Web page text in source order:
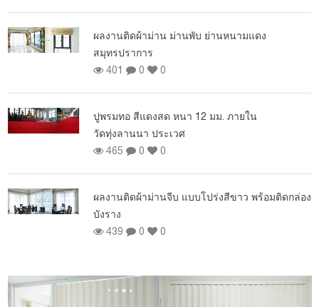
183
0 0
ม่านม้วน Dimout ราคาโปรโมชั่น
ม่านม้วน ประเภท Blackout ราคาโปรโมชั่น
233
0 0